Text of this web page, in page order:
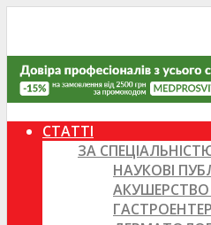
СТАТТІ
ЗА
НАУКОВІ
АКУШЕРСТВО